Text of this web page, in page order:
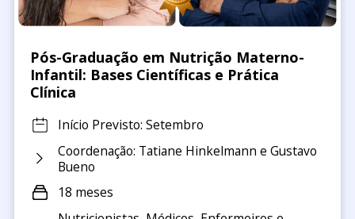
Pós-Graduação em Nutrição Materno-
Infantil: Bases Científicas e Prática
Clínica
Início Previsto: Setembro
Coordenação: Tatiane Hinkelmann e Gustavo
Bueno
18 meses